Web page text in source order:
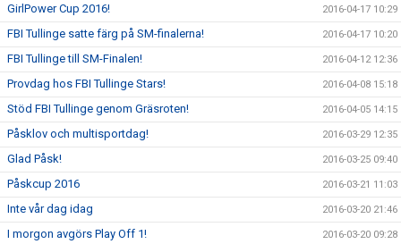
GirlPower Cup 2016! 2016-04-17 10:29
FBI Tullinge satte färg på SM-finalerna! 2016-04-17 10:20
FBI Tullinge till SM-Finalen! 2016-04-12 12:36
Provdag hos FBI Tullinge Stars! 2016-04-08 15:18
Stöd FBI Tullinge genom Gräsroten! 2016-04-05 14:15
Påsklov och multisportdag! 2016-03-29 12:35
Glad Påsk! 2016-03-25 09:40
Påskcup 2016 2016-03-21 11:03
Inte vår dag idag 2016-03-20 21:46
I morgon avgörs Play Off 1! 2016-03-20 09:28